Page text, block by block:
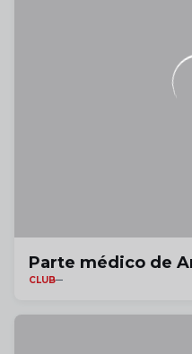
Parte médico de
CLUB